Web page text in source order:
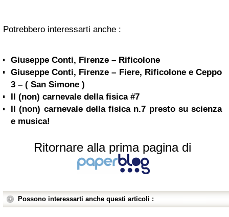
Potrebbero interessarti anche :
Giuseppe Conti, Firenze – Rificolone
Giuseppe Conti, Firenze – Fiere, Rificolone e Ceppo
3 – ( San Simone )
Il (non) carnevale della fisica #7
Il (non) carnevale della fisica n.7 presto su scienza
e musica!
Ritornare alla prima pagina di
Possono interessarti anche questi articoli :